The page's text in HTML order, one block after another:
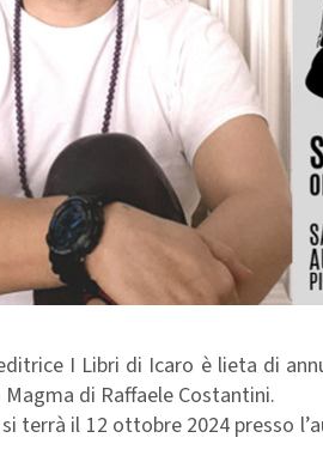
I Libri di Icaro è lieta di
di Raffaele Costantini.
si terrà il 12 ottobre 2024 presso